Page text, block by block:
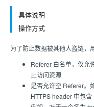
具体说明
操作方式
为了防止数据被其他人盗链，
Referer 白名单，仅允
止访问资源
是否允许空 Referer。
HTTPS header 中包含